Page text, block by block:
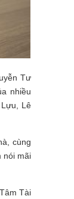
Tư
nhiều
Lê
cùng
nói mãi
Tài